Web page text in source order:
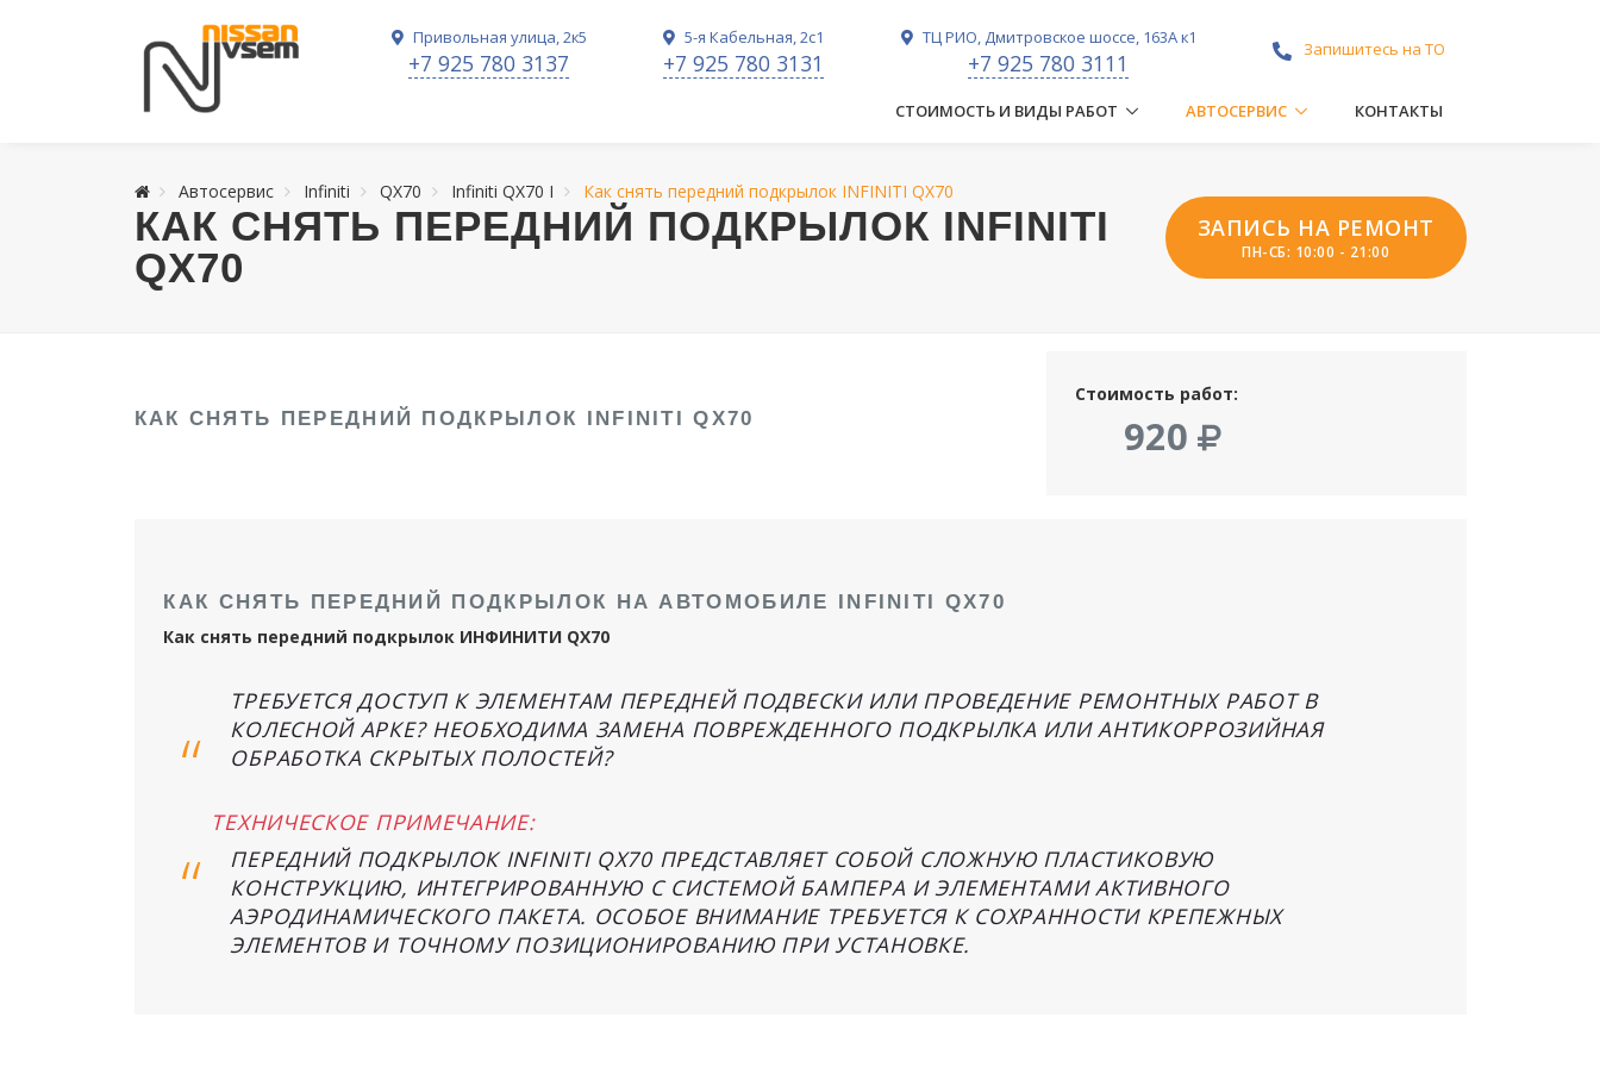
Привольная улица, 2к5
+7 925 780 3137
5-я Кабельная, 2с1
+7 925 780 3131
ТЦ РИО, Дмитровское шоссе, 163А к1
+7 925 780 3111
Запишитесь на ТО
СТОИМОСТЬ И ВИДЫ РАБОТ АВТОСЕРВИС КОНТАКТЫ
Автосервис Infiniti QX70 Infiniti QX70 I Как снять передний подкрылок INFINITI QX70
КАК СНЯТЬ ПЕРЕДНИЙ ПОДКРЫЛОК INFINITI
QX70
ЗАПИСЬ НА РЕМОНТ
ПН-СБ: 10:00 - 21:00
КАК СНЯТЬ ПЕРЕДНИЙ ПОДКРЫЛОК INFINITI QX70
Стоимость работ:
920
КАК СНЯТЬ ПЕРЕДНИЙ ПОДКРЫЛОК НА АВТОМОБИЛЕ INFINITI QX70
Как снять передний подкрылок ИНФИНИТИ QX70
ТРЕБУЕТСЯ ДОСТУП К ЭЛЕМЕНТАМ ПЕРЕДНЕЙ ПОДВЕСКИ ИЛИ ПРОВЕДЕНИЕ РЕМОНТНЫХ РАБОТ В
КОЛЕСНОЙ АРКЕ? НЕОБХОДИМА ЗАМЕНА ПОВРЕЖДЕННОГО ПОДКРЫЛКА ИЛИ АНТИКОРРОЗИЙНАЯ
ОБРАБОТКА СКРЫТЫХ ПОЛОСТЕЙ?
ТЕХНИЧЕСКОЕ ПРИМЕЧАНИЕ:
ПЕРЕДНИЙ ПОДКРЫЛОК INFINITI QX70 ПРЕДСТАВЛЯЕТ СОБОЙ СЛОЖНУЮ ПЛАСТИКОВУЮ
КОНСТРУКЦИЮ, ИНТЕГРИРОВАННУЮ С СИСТЕМОЙ БАМПЕРА И ЭЛЕМЕНТАМИ АКТИВНОГО
АЭРОДИНАМИЧЕСКОГО ПАКЕТА. ОСОБОЕ ВНИМАНИЕ ТРЕБУЕТСЯ К СОХРАННОСТИ КРЕПЕЖНЫХ
ЭЛЕМЕНТОВ И ТОЧНОМУ ПОЗИЦИОНИРОВАНИЮ ПРИ УСТАНОВКЕ.